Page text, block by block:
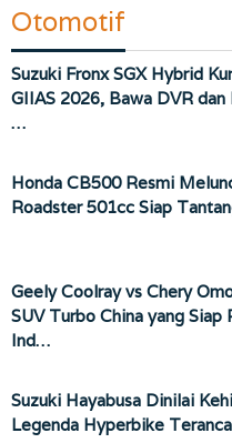
Otomotif
Suzuki Fronx SGX Hybrid
GIIAS 2026, Bawa DVR
…
Honda CB500 Resmi
Roadster 501cc Siap
Geely Coolray vs Chery
SUV Turbo China yang Siap
Ind…
Suzuki Hayabusa Dinilai
Legenda Hyperbike